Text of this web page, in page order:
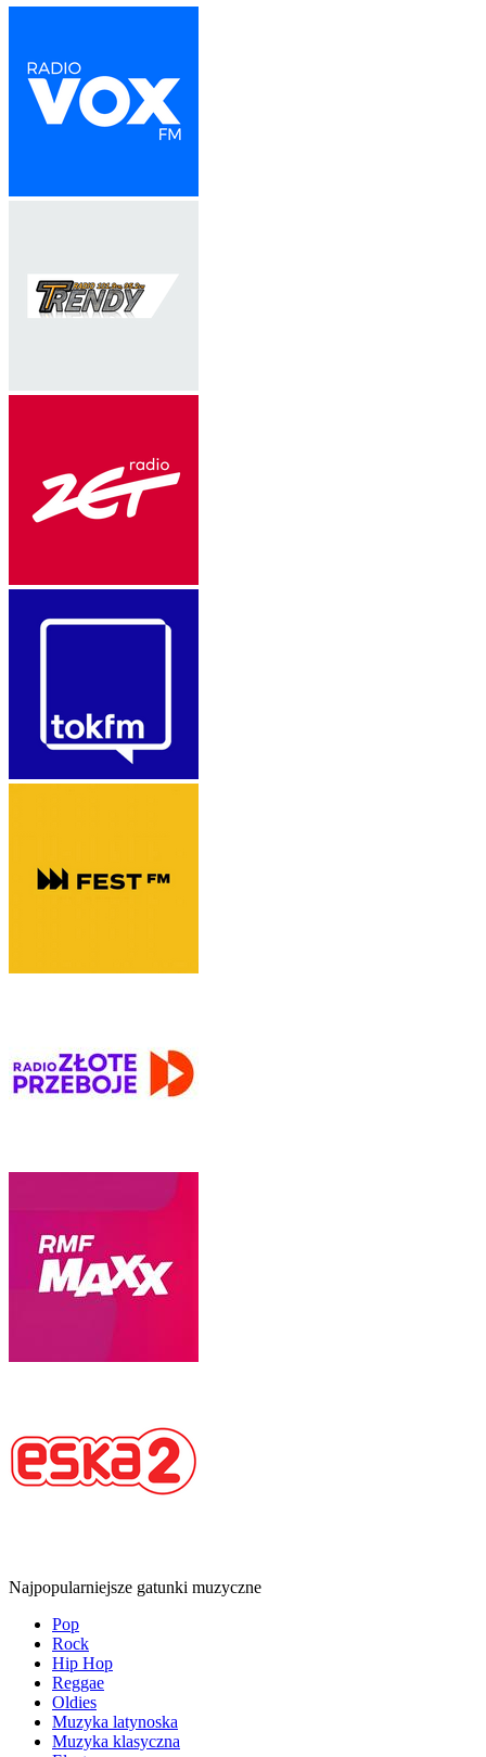
Najpopularniejsze gatunki muzyczne
Pop
Rock
Hip Hop
Reggae
Oldies
Muzyka latynoska
Muzyka klasyczna